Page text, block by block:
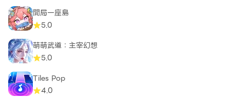
開局一座島
5.0
萌萌武道：主宰幻想
5.0
Tiles Pop
4.0